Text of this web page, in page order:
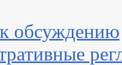
обсуждению